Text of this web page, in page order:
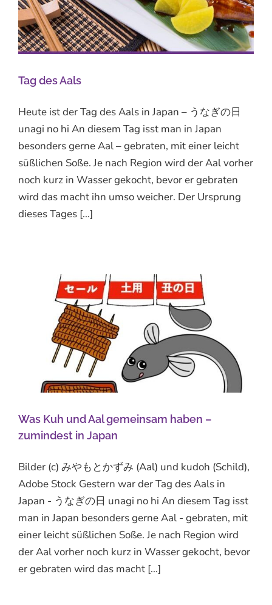
Tag des Aals
Heute ist der Tag des Aals in Japan – うなぎの日
unagi no hi An diesem Tag isst man in Japan
besonders gerne Aal – gebraten, mit einer leicht
süßlichen Soße. Je nach Region wird der Aal vorher
noch kurz in Wasser gekocht, bevor er gebraten
wird das macht ihn umso weicher. Der Ursprung
dieses Tages [...]
Was Kuh und Aal gemeinsam haben –
zumindest in Japan
Bilder (c) みやもとかずみ (Aal) und kudoh (Schild),
Adobe Stock Gestern war der Tag des Aals in
Japan - うなぎの日 unagi no hi An diesem Tag isst
man in Japan besonders gerne Aal - gebraten, mit
einer leicht süßlichen Soße. Je nach Region wird
der Aal vorher noch kurz in Wasser gekocht, bevor
er gebraten wird das macht [...]